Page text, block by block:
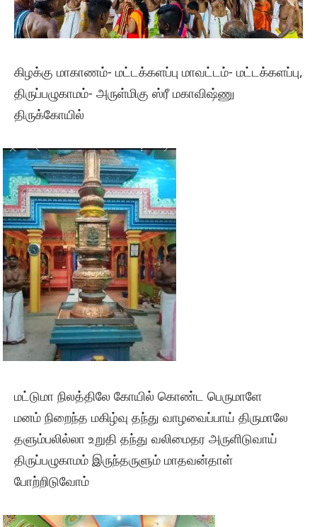
கிழக்கு மாகாணம்- மட்டக்களப்பு மாவட்டம்- மட்டக்களப்பு,
திருப்பழுகாமம்- அருள்மிகு ஸ்ரீ மகாவிஷ்ணு
திருக்கோயில்
மட்டுமா நிலத்திலே கோயில் கொண்ட பெருமாளே
மனம் நிறைந்த மகிழ்வு தந்து வாழவைப்பாய் திருமாலே
தளும்பலில்லா உறுதி தந்து வலிமைதர அருளிடுவாய்
திருப்பழுகாமம் இருந்தருளும் மாதவன்தாள்
போற்றிடுவோம்